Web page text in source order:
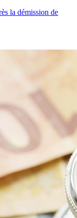
la démission de